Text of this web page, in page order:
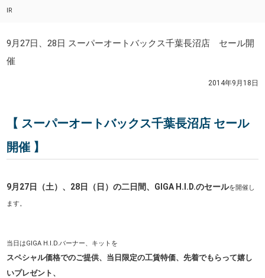
IR
9月27日、28日 スーパーオートバックス千葉長沼店 セール開
催
2014年9月18日
【 スーパーオートバックス千葉長沼店 セール
開催 】
9月27日（土）、28日（日）の二日間、GIGA H.I.D.のセールを開催し
ます。
当日はGIGA H.I.D.バーナー、キットを
スペシャル価格でのご提供、当日限定の工賃特価、先着でもらって嬉し
いプレゼント、